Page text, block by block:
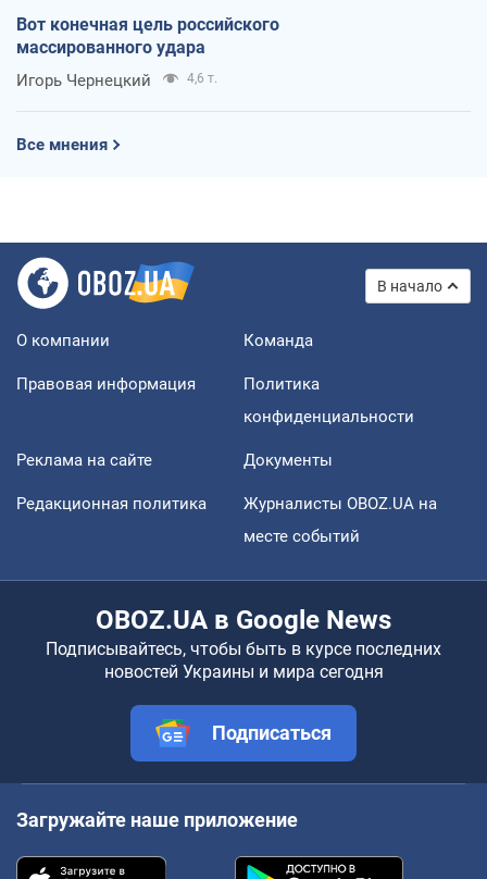
Вот конечная цель российского
массированного удара
Игорь Чернецкий 4,6 т.
Все мнения
В начало
О компании Команда
Правовая информация
Политика
конфиденциальности
Реклама на сайте Документы
Редакционная политика
Журналисты OBOZ.UA на
месте событий
OBOZ.UA в Google News
Подписывайтесь, чтобы быть в курсе последних
новостей Украины и мира сегодня
Подписаться
Загружайте наше приложение